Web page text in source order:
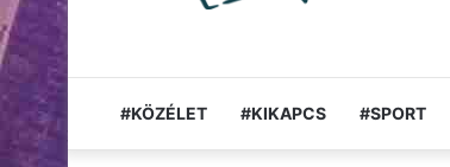
#KÖZÉLET #KIKAPCS #SPORT